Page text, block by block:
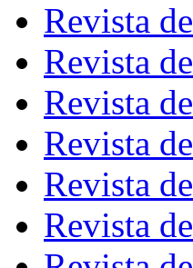
Revista
Revista
Revista
Revista
Revista
Revista